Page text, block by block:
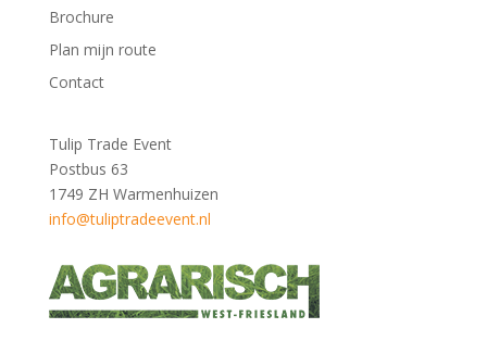
Brochure
Plan mijn route
Contact
Tulip Trade Event
Postbus 63
1749 ZH Warmenhuizen
info@tuliptradeevent.nl